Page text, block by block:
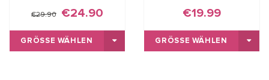
€29.90 €24.90
GRÖSSE WÄHLEN
€19.99
GRÖSSE WÄHLEN